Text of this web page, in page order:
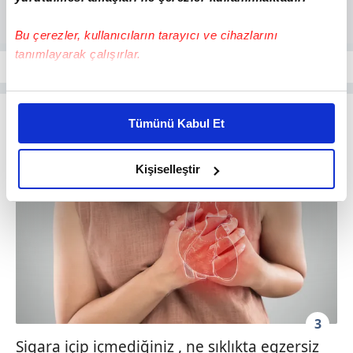
Bu çerezler, kullanıcıların tarayıcı ve cihazlarını
tanımlayarak çalışırlar.
Bu çerezlere izin vermeniz halinde sizlere özel
daha iyi reklam deneyimi yaşatabiliriz. Bunu yaparken
amacımızın size daha iyi bir reklam deneyimi sunmak
olduğunu ve sizlere en iyi içerikleri sunabilmek adına
elimizden gelen çabayı gösterdiğimizi ve bu noktada,
reklamların maliyetlerimizi karşılamak noktasında tek gelir
kalemimiz olduğunu sizlere hatırlatmak isteriz.
Her halükârda, kullanıcılar, bu çerezlere izin vermedikleri
takdirde, kullanıcılara hedefli reklamlar
gösterilmeyecektir."
Sizlere daha iyi bir hizmet sunabilmek için İnternet
Tümünü Kabul Et
Kişiselleştir
3
Sigara içip içmediğiniz , ne sıklıkta egzersiz